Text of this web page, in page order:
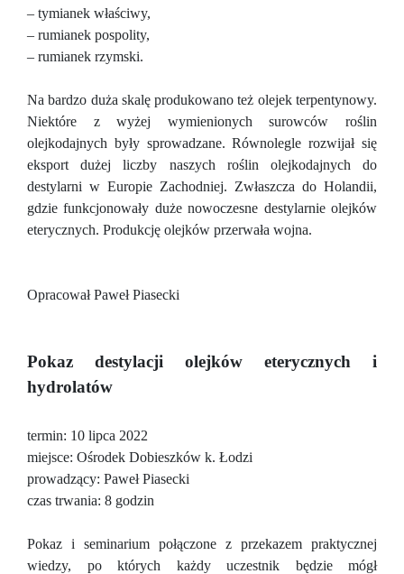
– tymianek właściwy,
– rumianek pospolity,
– rumianek rzymski.
Na bardzo duża skalę produkowano też olejek terpentynowy.
Niektóre z wyżej wymienionych surowców roślin
olejkodajnych były sprowadzane. Równolegle rozwijał się
eksport dużej liczby naszych roślin olejkodajnych do
destylarni w Europie Zachodniej. Zwłaszcza do Holandii,
gdzie funkcjonowały duże nowoczesne destylarnie olejków
eterycznych. Produkcję olejków przerwała wojna.
Opracował Paweł Piasecki
Pokaz destylacji olejków eterycznych i
hydrolatów
termin: 10 lipca 2022
miejsce: Ośrodek Dobieszków k. Łodzi
prowadzący: Paweł Piasecki
czas trwania: 8 godzin
Pokaz i seminarium połączone z przekazem praktycznej
wiedzy, po których każdy uczestnik będzie mógł